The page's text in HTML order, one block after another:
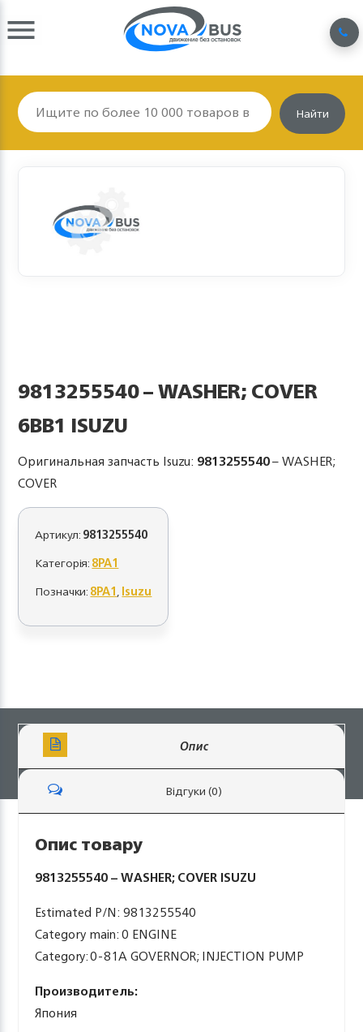
Найти
9813255540 – WASHER; COVER
6BB1 ISUZU
Оригинальная запчасть Isuzu: 9813255540– WASHER;
COVER
Артикул:9813255540
Категорія:8PA1
Позначки:8PA1,Isuzu
Опис
Відгуки (0)
Опис товару
9813255540 – WASHER; COVER ISUZU
Estimated P/N: 9813255540
Category main: 0 ENGINE
Category: 0-81A GOVERNOR; INJECTION PUMP
Производитель:
Япония